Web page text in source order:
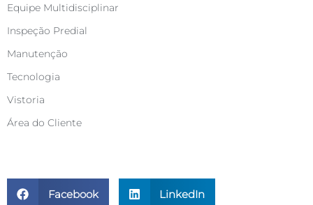
Equipe Multidisciplinar
Inspeção Predial
Manutenção
Tecnologia
Vistoria
Área do Cliente
Facebook LinkedIn